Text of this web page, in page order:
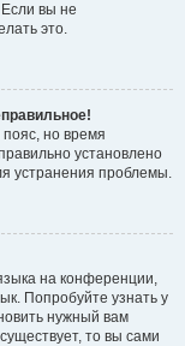
Если вы не
это.
пояс, но время
установлено
устранения проблемы.
на конференции,
Попробуйте узнать у
нужный вам
то вы сами